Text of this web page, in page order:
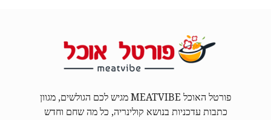
פורטל האוכל MEATVIBE מגיש לכם הגולשים, מגוון
כתבות עדכניות בנושא קולינריה, כל מה שחם וחדש